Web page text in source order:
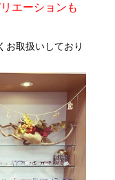
エーションも
お取扱いしており